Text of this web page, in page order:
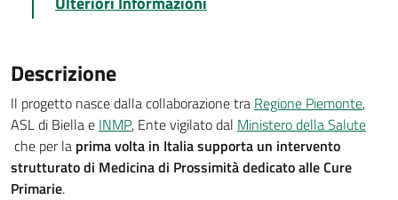
Descrizione
Il progetto nasce dalla collaborazione tra Regione Piemonte,
ASL di Biella e INMP, Ente vigilato dal Ministero della Salute
che per la prima volta in Italiasupporta un intervento
strutturato di Medicina di Prossimità dedicato alle Cure
Primarie.